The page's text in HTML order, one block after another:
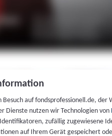
auf fondsprofessionell.de,
Dienste nutzen wir Technologien von
zufällig zugewiesene
auf Ihrem Gerät gespeichert